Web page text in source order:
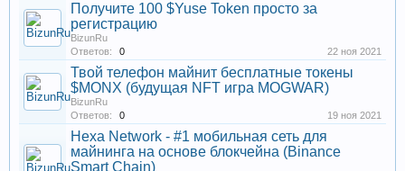
Получите 100 $Yuse Token просто за
регистрацию
BizunRu
Ответов:
0 22 ноя 2021
Твой телефон майнит бесплатные токены
$MONX (будущая NFT игра MOGWAR)
BizunRu
Ответов:
0 19 ноя 2021
Hexa Network - #1 мобильная сеть для
майнинга на основе блокчейна (Binance
Smart Chain)